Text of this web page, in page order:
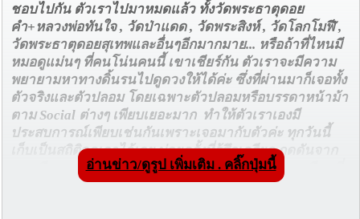
ชอบไปกัน ตัวเราไปมาหมดแล้ว ทั้งวัดพระธาตุดอย
คำ+หลวงพ่อทันใจ , วัดป่าแดด , วัดพระสิงห์ , วัดโลกโมฬี ,
วัดพระธาตุดอยสุเทพและอื่นๆอีกมากมาย... หรือถ้าที่ไหนมี
หมอดูแม่นๆ ที่คนโน่นคนนี้ เขาเชียร์กัน ตัวเราจะมีความ
พยายามหาทางดิ้นรนไปดูดวงให้ได้ค่ะ ซึ่งที่ผ่านมาก็เจอทั้ง
ตัวจริงและตัวปลอม โดยเฉพาะตัวปลอมหรือบรรดาหน้าม้า
ตาม Social ต่างๆ เพียบเยอะมาก ทำให้ตัวเราเองมี
ประสบการณ์เพียบเช่นกันเพราะเจอมากับตัวค่ะ ทุกวันนี้
เก็บเป็นสถิติจดเอาไว้เลย บ่อยครั้งที่รู้สึกเครียด กดดันจาก
การเรียน หรือมีปัญหาครอบครัว วันไหนไม่มีตารางเรียนที่
มหาวิทยาลัย ก็มักจะชวนเพื่อนไปดูดวงกับหมอดูเจ้า
อ่านข่าว/ดูรูป เพิ่มเติม . คลิ๊กปุ่มนี้